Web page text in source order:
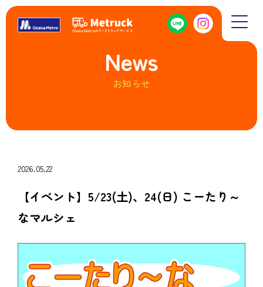
News
お知らせ
2026.05.22
【イベント】5/23(土)、24(日) こーたり～
なマルシェ